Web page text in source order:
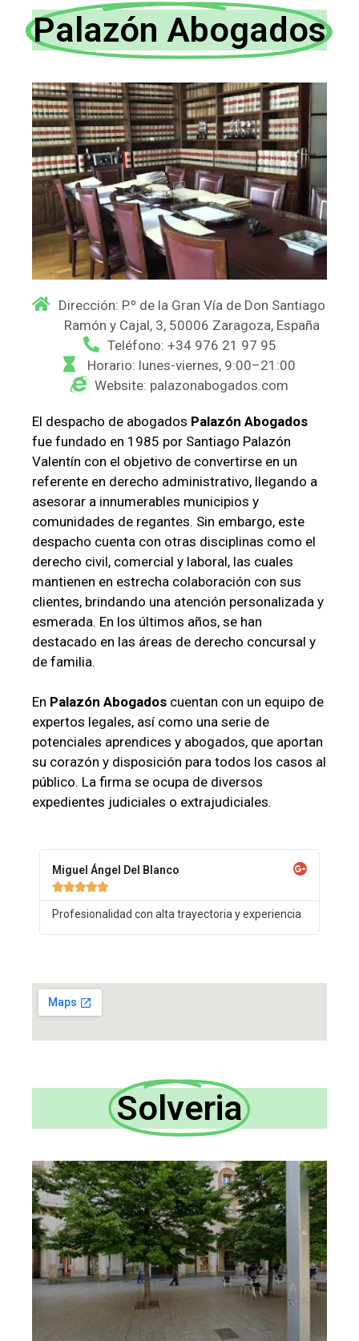
Palazón Abogados
Dirección: P.º de la Gran Vía de Don Santiago
Ramón y Cajal, 3, 50006 Zaragoza, España
Teléfono: +34 976 21 97 95
Horario: lunes-viernes, 9:00–21:00
Website: palazonabogados.com
El despacho de abogados Palazón Abogados
fue fundado en 1985 por Santiago Palazón
Valentín con el objetivo de convertirse en un
referente en derecho administrativo, llegando a
asesorar a innumerables municipios y
comunidades de regantes. Sin embargo, este
despacho cuenta con otras disciplinas como el
derecho civil, comercial y laboral, las cuales
mantienen en estrecha colaboración con sus
clientes, brindando una atención personalizada y
esmerada. En los últimos años, se han
destacado en las áreas de derecho concursal y
de familia.
En Palazón Abogados cuentan con un equipo de
expertos legales, así como una serie de
potenciales aprendices y abogados, que aportan
su corazón y disposición para todos los casos al
público. La firma se ocupa de diversos
expedientes judiciales o extrajudiciales.
Miguel Ángel Del Blanco

Profesionalidad con alta trayectoria y experiencia
Solveria